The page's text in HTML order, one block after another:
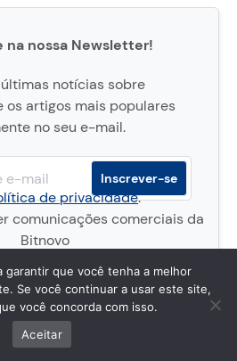
na nossa Newsletter!
notícias sobre
os artigos mais populares
no seu e-mail.
de privacidade.
comunicações comerciais da
Bitnovo
a LOPDGDD, a PRESSBROKERS S.L.
com a finalidade de enviar
Para mais informações sobre
dados e como exercer os seus
dados, consulte a nossa
garantir que você tenha a melhor
Se você continuar a usar este site,
você concorda com isso.
Aceitar